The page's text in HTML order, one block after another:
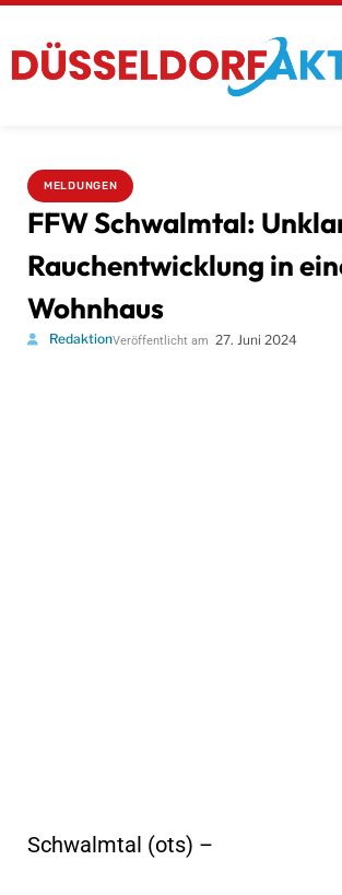
MELDUNGEN
FFW Schwalmtal:
Rauchentwicklung in
Wohnhaus
RedaktionVeröffentlicht am 27. Juni 2024
Schwalmtal (ots) –